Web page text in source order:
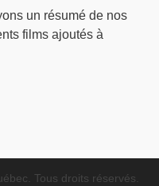
un résumé de nos
films ajoutés à
Tous droits réservés.